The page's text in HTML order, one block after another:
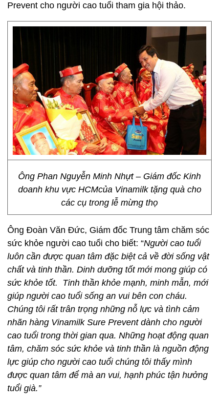
Prevent cho người cao tuổi tham gia hội thảo.
Ông Phan Nguyễn Minh Nhựt – Giám đốc Kinh
doanh khu vực HCMcủa Vinamilk tặng quà cho
các cụ trong lễ mừng thọ
Ông Đoàn Văn Đức, Giám đốc Trung tâm chăm sóc
sức khỏe người cao tuổi cho biết: “Người cao tuổi
luôn cần được quan tâm đặc biệt cả về đời sống vật
chất và tinh thần. Dinh dưỡng tốt mới mong giúp có
sức khỏe tốt. Tinh thần khỏe mạnh, minh mẫn, mới
giúp người cao tuổi sống an vui bên con cháu.
Chúng tôi rất trân trọng những nỗ lực và tình cảm
nhãn hàng Vinamilk Sure Prevent dành cho người
cao tuổi trong thời gian qua. Những hoạt động quan
tâm, chăm sóc sức khỏe và tinh thần là nguồn động
lực giúp cho người cao tuổi chúng tôi thấy mình
được quan tâm để mà an vui, hạnh phúc tận hưởng
tuổi già.”